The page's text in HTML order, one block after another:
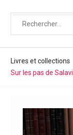
Livres et collections
Sur les pas de